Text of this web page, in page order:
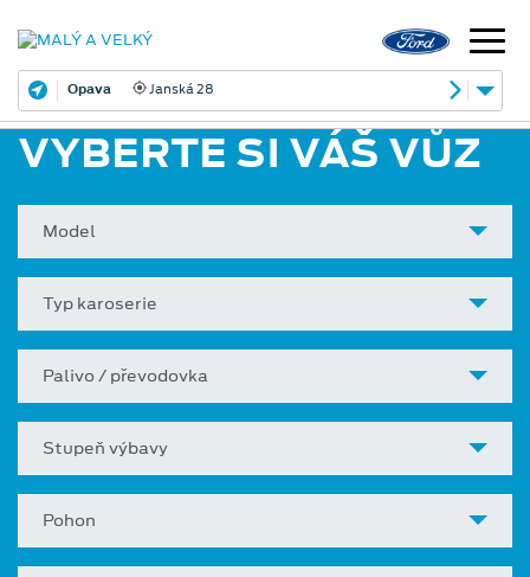
Opava Janská 28
VYBERTE SI VÁŠ VŮZ
Model
Typ karoserie
Palivo / převodovka
Stupeň výbavy
Pohon